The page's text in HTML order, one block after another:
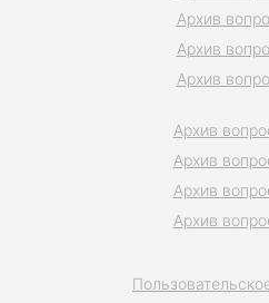
Архив
Архив
Архив
Архив
Архив
Архив
Архив